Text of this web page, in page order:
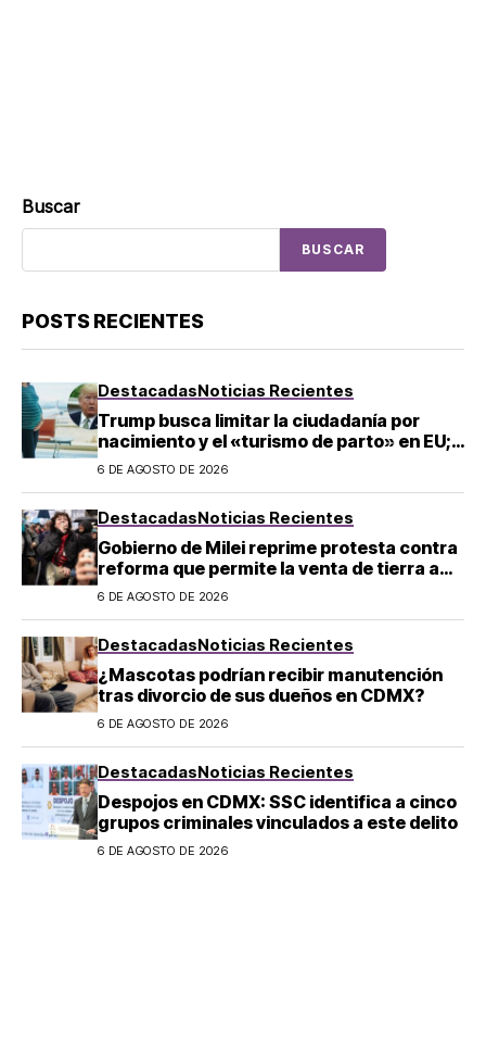
Buscar
BUSCAR
POSTS RECIENTES
DestacadasNoticias Recientes
Trump busca limitar la ciudadanía por
nacimiento y el «turismo de parto» en EU;
¿a quién afecta?
6 DE AGOSTO DE 2026
DestacadasNoticias Recientes
Gobierno de Milei reprime protesta contra
reforma que permite la venta de tierra a
extranjeros en Argentina
6 DE AGOSTO DE 2026
DestacadasNoticias Recientes
¿Mascotas podrían recibir manutención
tras divorcio de sus dueños en CDMX?
6 DE AGOSTO DE 2026
DestacadasNoticias Recientes
Despojos en CDMX: SSC identifica a cinco
grupos criminales vinculados a este delito
6 DE AGOSTO DE 2026